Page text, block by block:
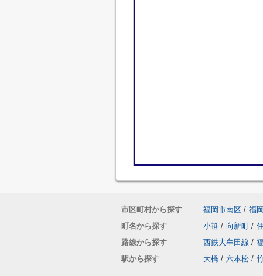
市区町村から探す 福岡市南区 / 福
町名から探す
小笹 / 向新町 /
路線から探す
西鉄大牟田線 /
駅から探す
大橋 / 六本松 /